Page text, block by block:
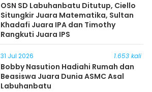
OSN SD Labuhanbatu Ditutup, Ciello
Situngkir Juara Matematika, Sultan
Khadafi Juara IPA dan Timothy
Rangkuti Juara IPS
31 Jul 2026 1.653 kali
Bobby Nasution Hadiahi Rumah dan
Beasiswa Juara Dunia ASMC Asal
Labuhanbatu